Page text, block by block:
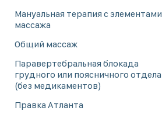
Мануальная терапия с элементами
массажа
Общий массаж
Паравертебральная блокада
грудного или поясничного отдела
(без медикаментов)
Правка Атланта